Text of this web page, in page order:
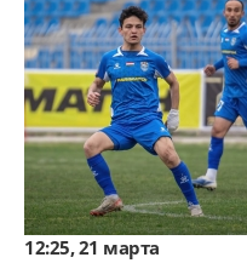
12:25, 21 марта